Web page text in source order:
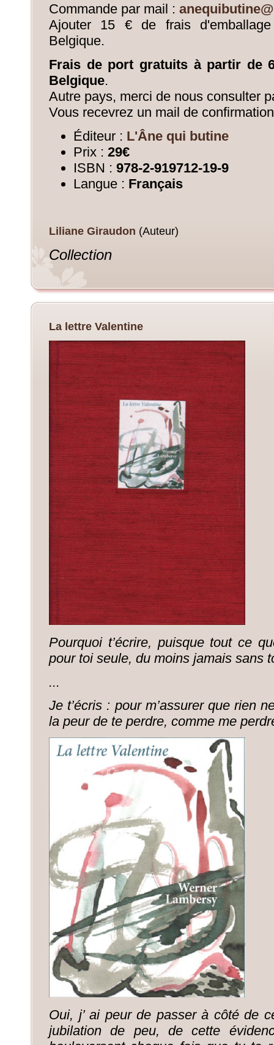
Commande par mail :
Ajouter 15 € de frais
Belgique.
Frais de port gratuits à partir de
Belgique.
Autre pays, merci de nous consulter
Vous recevrez un mail de
Éditeur : L'Âne qui butine
Prix : 29€
ISBN : 978-2-919712-19-9
Langue : Français
Liliane Giraudon (Auteur)
Collection
La lettre Valentine
Pourquoi t’écrire, puisque tout ce
pour toi seule, du moins jamais sans
...
Je t’écris : pour m’assurer que rien
la peur de te perdre, comme me
Oui, j’ ai peur de passer à côté de
jubilation de peu, de cette